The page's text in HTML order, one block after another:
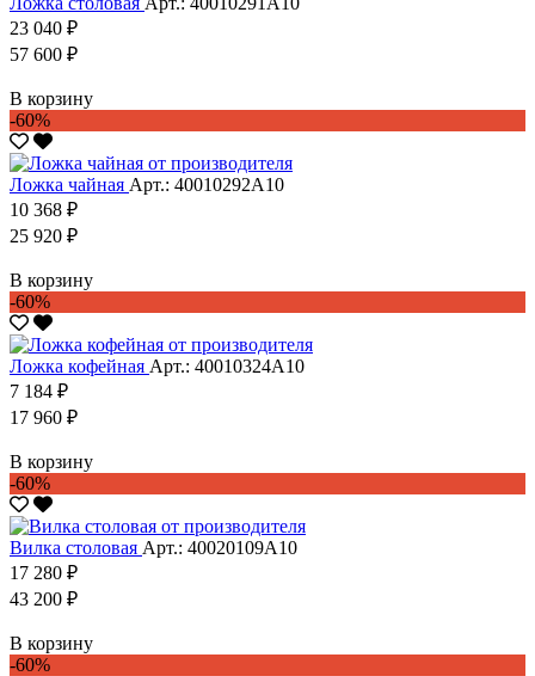
23 040 ₽
57 600 ₽
В корзину
-60%
Ложка чайная Арт.: 40010292А10
10 368 ₽
25 920 ₽
В корзину
-60%
Ложка кофейная Арт.: 40010324А10
7 184 ₽
17 960 ₽
В корзину
-60%
Вилка столовая Арт.: 40020109А10
17 280 ₽
43 200 ₽
В корзину
-60%